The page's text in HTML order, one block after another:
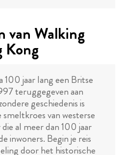
van Walking
Kong
100 jaar lang een Britse
teruggegeven aan
geschiedenis is
van westerse
al meer dan 100 jaar
inwoners. Begin je reis
door het historische